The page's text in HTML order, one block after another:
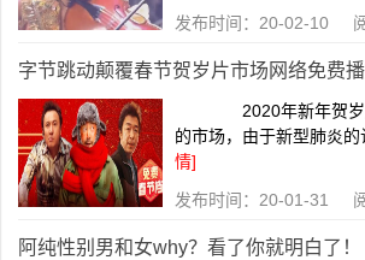
发布时间：20-02-10
字节跳动颠覆春节贺岁片市场网络免费播
2020年新年贺岁片
的市场，由于新型肺炎
情]
发布时间：20-01-31
阿纯性别男和女why？看了你就明白了！